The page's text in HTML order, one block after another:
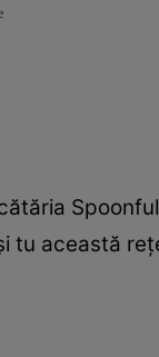
tu această